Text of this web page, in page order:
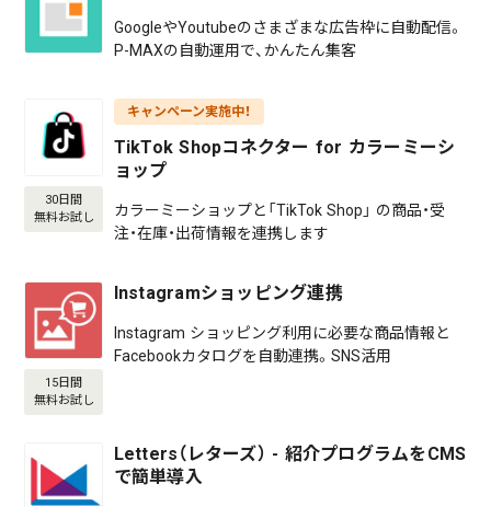
GoogleやYoutubeのさまざまな広告枠に自動配信。
P-MAXの自動運用で、かんたん集客
30日間
無料お試し
キャンペーン実施中！
TikTok Shopコネクター for カラーミーシ
ョップ
カラーミーショップと「TikTok Shop」 の商品・受
注・在庫・出荷情報を連携します
15日間
無料お試し
Instagramショッピング連携
Instagram ショッピング利用に必要な商品情報と
Facebookカタログを自動連携。SNS活用
Letters（レターズ） - 紹介プログラムをCMS
で簡単導入